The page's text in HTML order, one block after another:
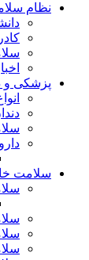
نظام
پزشکی و
سلامت